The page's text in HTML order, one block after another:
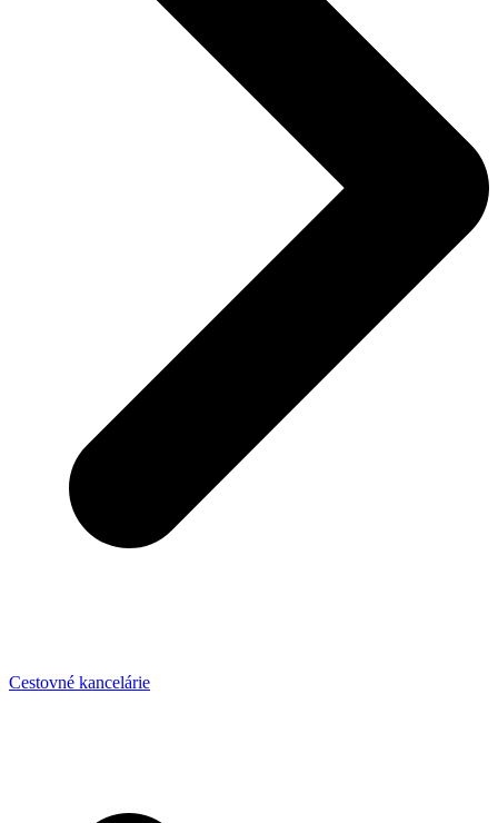
Cestovné kancelárie